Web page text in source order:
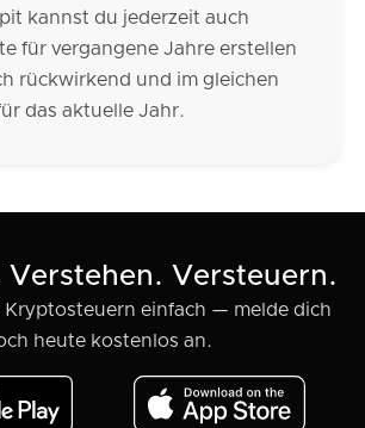
kannst du jederzeit auch
für vergangene Jahre erstellen
rückwirkend und im gleichen
das aktuelle Jahr.
Verstehen. Versteuern.
Kryptosteuern einfach — melde dich
heute kostenlos an.